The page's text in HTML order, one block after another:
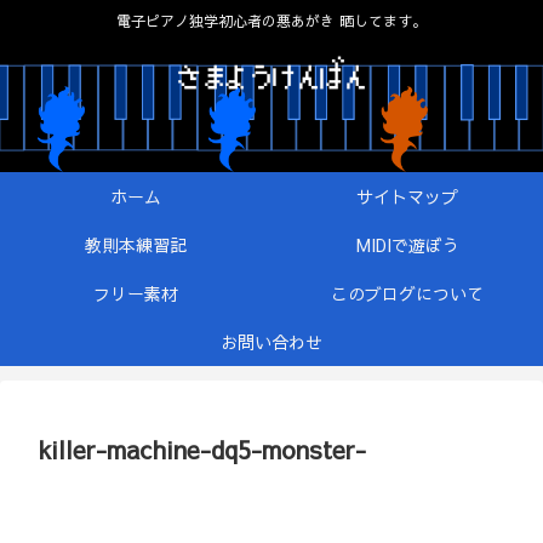
電子ピアノ独学初心者の悪あがき 晒してます。
ホーム
サイトマップ
教則本練習記
MIDIで遊ぼう
フリー素材
このブログについて
お問い合わせ
killer-machine-dq5-monster-